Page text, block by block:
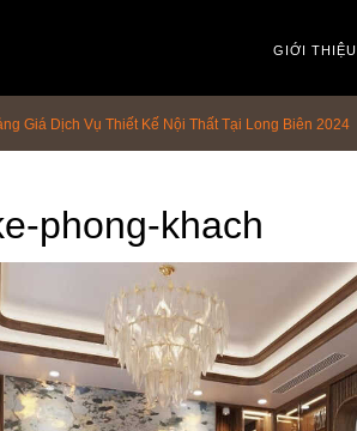
GIỚI THIỆU
Giá Dịch Vụ Thiết Kế Nội Thất Tại Long Biên 2024
phong-khach